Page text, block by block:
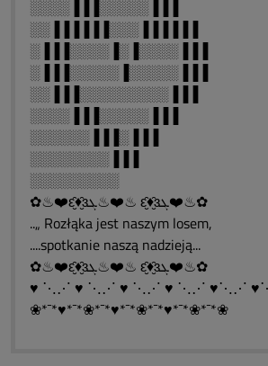
░░░░▐▐▐░░░░░▐▐▐
░░▐▐▐▐▐▐░░░▐▐▐▐▐▐
░▐▐▐░░░░▐░▐░░░░▐▐▐
░▐▐▐░░░░░▐░░░░░▐▐▐
░░▐▐▐░░░░░░░░░▐▐▐
░░░░▐▐▐░░░░░▐▐▐
░░░░░░▐▐▐░▐▐▐
░░░░░░░░▐▐▐
░░░░░░░░░
✿♨❤️ԑ̮̑♦̮̑ɜܓ♨❤️♨ ԑ̮̑♦̮̑ɜܓ❤️♨✿
..„ Rozłąka jest naszym losem,
....spotkanie naszą nadzieją...
✿♨❤️ԑ̮̑♦̮̑ɜܓ♨❤️♨ ԑ̮̑♦̮̑ɜܓ❤️♨✿
♥ ⋱⋰ ♥ ⋱⋰ ♥ ⋱⋰ ♥ ⋱⋰ ♥⋱⋰
❀*¯*♥*¯*❀*¯*♥*¯*❀*¯*♥*¯*❀*¯*❀